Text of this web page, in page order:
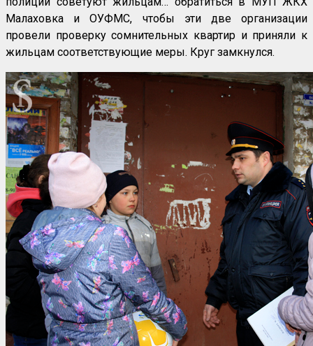
Малаховка и ОУФМС, чтобы эти две организации
провели проверку сомнительных квартир и приняли к
жильцам соответствующие меры. Круг замкнулся.